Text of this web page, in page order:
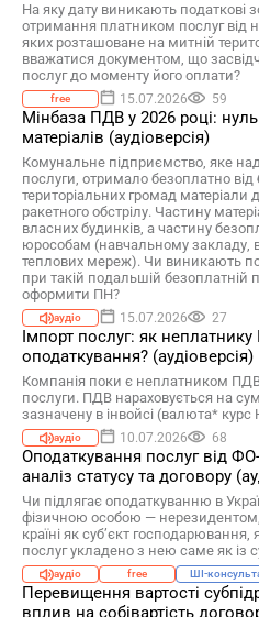
На яку дату виникають податкові
отримання платником послуг від
яких розташоване на митній
вважатися документом, що
послуг до моменту його оплати?
free 15.07.2026 59
Мінбаза ПДВ у 2026 році:
матеріалів (аудіоверсія)
Комунальне підприємство, яке
послуги, отримало безоплатно від
територіальних громад матеріали
ракетного обстрілу. Частину
власних будинків, а частину
юрособам (навчальному закладу,
теплових мереж). Чи виникають
при такій подальшій безоплатній
оформити ПН?
аудіо 15.07.2026 27
Імпорт послуг: як
оподаткування? (аудіоверсія)
Компанія поки є неплатником
послуги. ПДВ нараховується на
зазначену в інвойсі (валюта*
аудіо 10.07.2026 68
Оподаткування послуг від
аналіз статусу та договору
Чи підлягає оподаткуванню в
фізичною особою — нерезидентом,
країні як суб’єкт
послуг укладено з нею саме як із
аудіо free ШІ-
Перевищення вартості
вплив на собівартість